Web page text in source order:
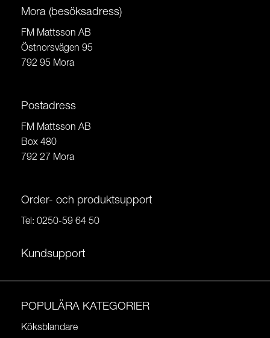
Mora (besöksadress)
FM Mattsson AB
Östnorsvägen 95
792 95 Mora
Postadress
FM Mattsson AB
Box 480
792 27 Mora
Order- och produktsupport
Tel: 0250-59 64 50
Kundsupport
POPULÄRA KATEGORIER
Köksblandare